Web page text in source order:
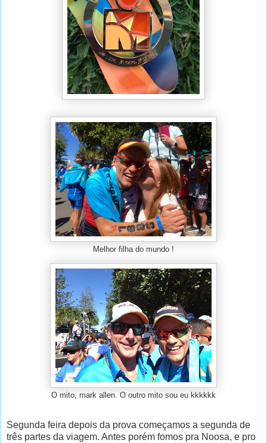
Melhor filha do mundo !
O mito, mark allen. O outro mito sou eu kkkkkk
Segunda feira depois da prova começamos a segunda de
três partes da viagem. Antes porém fomos pra Noosa, e pro